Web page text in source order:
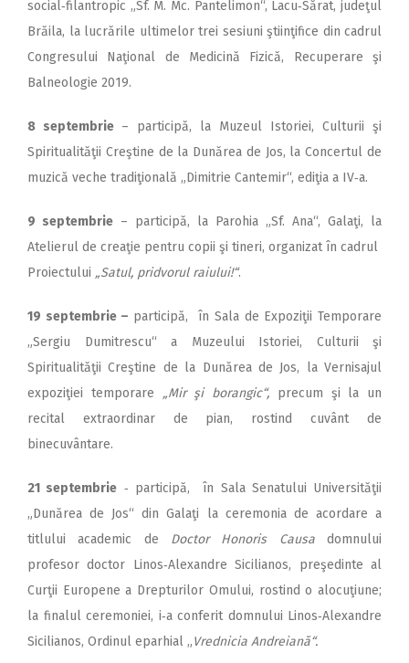
social‑filantropic „Sf. M. Mc. Pantelimon“, Lacu‑Sărat, judeţul
Brăila, la lucrările ultimelor trei sesiuni ştiinţifice din cadrul
Congresului Naţional de Medicină Fizică, Recuperare şi
Balneologie 2019.
8 septembrie – participă, la Muzeul Istoriei, Culturii şi
Spiritualităţii Creştine de la Dunărea de Jos, la Concertul de
muzică veche tradiţională „Dimitrie Cantemir“, ediţia a IV‑a.
9 septembrie – participă, la Parohia „Sf. Ana“, Galaţi, la
Atelierul de creaţie pentru copii şi tineri, organizat în cadrul
Proiectului „Satul, pridvorul raiului!“.
19 septembrie – participă, în Sala de Expoziţii Temporare
„Sergiu Dumitrescu“ a Muzeului Istoriei, Culturii şi
Spiritualităţii Creştine de la Dunărea de Jos, la Vernisajul
expoziţiei temporare „Mir şi borangic“, precum şi la un
recital extraordinar de pian, rostind cuvânt de
binecuvântare.
21 septembrie ‑ participă, în Sala Senatului Universităţii
„Dunărea de Jos“ din Galaţi la ceremonia de acordare a
titlului academic de Doctor Honoris Causadomnului
profesor doctor Linos‑Alexandre Sicilianos, preşedinte al
Curţii Europene a Drepturilor Omului, rostind o alocuţiune;
la finalul ceremoniei, i‑a conferit domnului Linos‑Alexandre
Sicilianos, Ordinul eparhial „Vrednicia Andreiană“.